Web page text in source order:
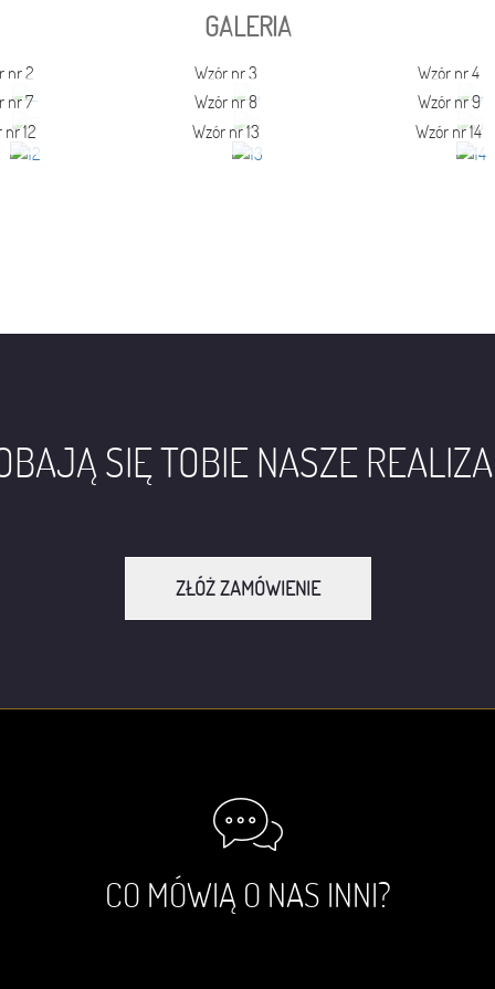
GALERIA
nr 2 Wzór nr 3 Wzór nr 4
nr 7
Wzór nr 8 Wzór nr 9
nr 12
Wzór nr 13 Wzór nr 14
SIĘ TOBIE NASZE
ZŁÓŻ ZAMÓWIENIE
CO MÓWIĄ O NAS INNI?